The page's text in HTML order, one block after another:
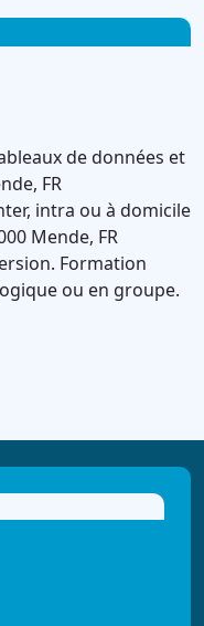
de données et
, FR
intra ou à domicile
Mende, FR
Formation
ou en groupe.